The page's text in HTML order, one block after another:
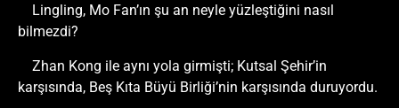
Lingling, Mo Fan’ın şu an neyle yüzleştiğini nasıl
bilmezdi?
Zhan Kong ile aynı yola girmişti; Kutsal Şehir’in
karşısında, Beş Kıta Büyü Birliği’nin karşısında duruyordu.